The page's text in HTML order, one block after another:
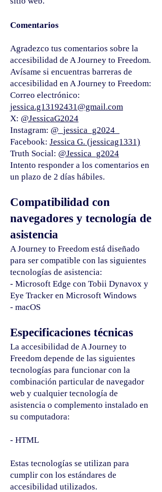
Comentarios
Agradezco tus comentarios sobre la
accesibilidad de A Journey to Freedom.
Avísame si encuentras barreras de
accesibilidad en A Journey to Freedom:
Correo electrónico:
jessica.g13192431@gmail.com
X: @JessicaG2024
Instagram: @_jessica_g2024_
Facebook: Jessica G. (jessicag1331)
Truth Social: @Jessica_g2024
Intento responder a los comentarios en
un plazo de 2 días hábiles.
Compatibilidad con
navegadores y tecnología de
asistencia
A Journey to Freedom está diseñado
para ser compatible con las siguientes
tecnologías de asistencia:
- Microsoft Edge con Tobii Dynavox y
Eye Tracker en Microsoft Windows
- macOS
Especificaciones técnicas
La accesibilidad de A Journey to
Freedom depende de las siguientes
tecnologías para funcionar con la
combinación particular de navegador
web y cualquier tecnología de
asistencia o complemento instalado en
su computadora:
- HTML
Estas tecnologías se utilizan para
cumplir con los estándares de
accesibilidad utilizados.